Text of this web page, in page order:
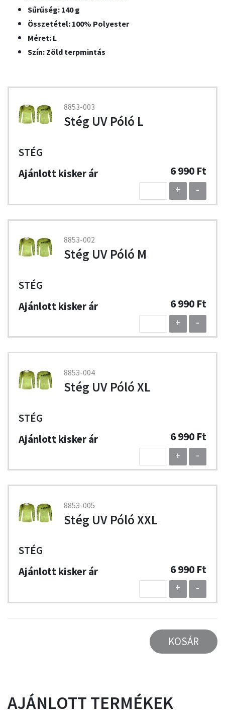
Sűrűség: 140 g
Összetétel: 100% Polyester
Méret: L
Szín: Zöld terpmintás
8853-003
Stég UV Póló L
STÉG
6 990 Ft
+
-
8853-002
Stég UV Póló M
STÉG
6 990 Ft
+
-
8853-004
Stég UV Póló XL
STÉG
6 990 Ft
+
-
8853-005
Stég UV Póló XXL
STÉG
6 990 Ft
+
-
KOSÁR
AJÁNLOTT TERMÉKEK